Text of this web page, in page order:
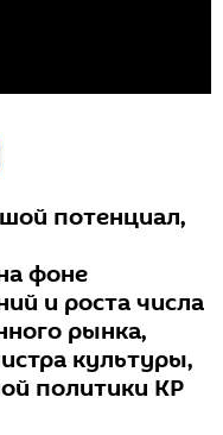
потенциал,
фоне
и роста числа
рынка,
культуры,
политики КР